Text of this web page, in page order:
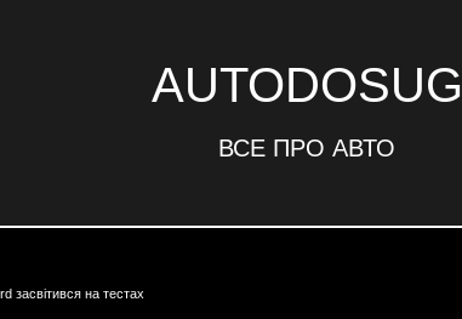
AUTODOSUG
ВСЕ ПРО АВТО
засвітився на тестах